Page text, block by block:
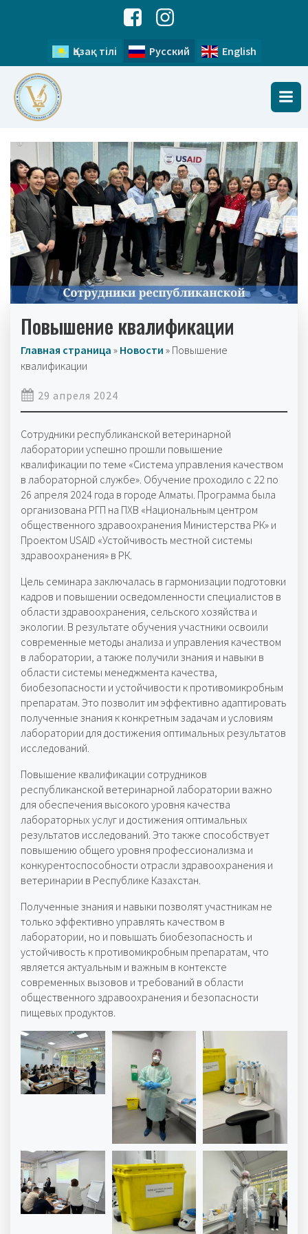
Қазақ тілі Русский English
Повышение квалификации
Главная страница » Новости » Повышение
квалификации
29 апреля 2024
Сотрудники республиканской ветеринарной
лаборатории успешно прошли повышение
квалификации по теме «Система управления качеством
в лабораторной службе». Обучение проходило с 22 по
26 апреля 2024 года в городе Алматы. Программа была
организована РГП на ПХВ «Национальным центром
общественного здравоохранения Министерства РК» и
Проектом USAID «Устойчивость местной системы
здравоохранения» в РК.
Цель семинара заключалась в гармонизации подготовки
кадров и повышении осведомленности специалистов в
области здравоохранения, сельского хозяйства и
экологии. В результате обучения участники освоили
современные методы анализа и управления качеством
в лаборатории, а также получили знания и навыки в
области системы менеджмента качества,
биобезопасности и устойчивости к противомикробным
препаратам. Это позволит им эффективно адаптировать
полученные знания к конкретным задачам и условиям
лаборатории для достижения оптимальных результатов
исследований.
Повышение квалификации сотрудников
республиканской ветеринарной лаборатории важно
для обеспечения высокого уровня качества
лабораторных услуг и достижения оптимальных
результатов исследований. Это также способствует
повышению общего уровня профессионализма и
конкурентоспособности отрасли здравоохранения и
ветеринарии в Республике Казахстан.
Полученные знания и навыки позволят участникам не
только эффективно управлять качеством в
лаборатории, но и повышать биобезопасность и
устойчивость к противомикробным препаратам, что
является актуальным и важным в контексте
современных вызовов и требований в области
общественного здравоохранения и безопасности
пищевых продуктов.